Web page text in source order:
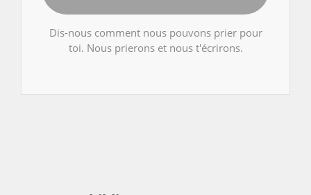
Dis-nous comment nous pouvons prier pour
toi. Nous prierons et nous t'écrirons.